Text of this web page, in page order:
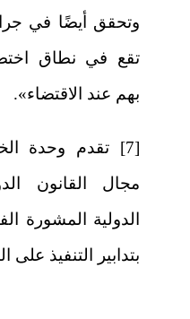
وتحقق أيضًا في
تقع في نطاق
بهم عند الاقتضاء».
[7] تقدم وحدة
مجال القانون
الدولية المشورة
بتدابير التنفيذ